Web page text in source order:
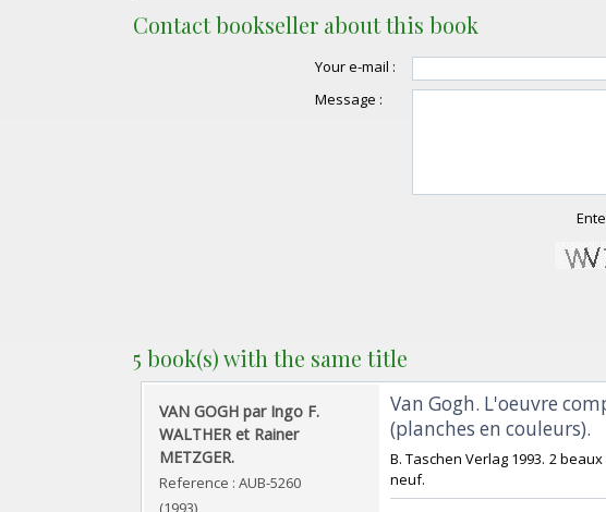
Contact bookseller about this book
Your e-mail :
Message :
5 book(s) with the same title
‎VAN GOGH par Ingo F.
WALTHER et Rainer
METZGER.‎
Reference : AUB-5260
(1993)
‎Van Gogh. L'oeuvre
(planches en couleurs).‎
‎B. Taschen Verlag 1993. 2
neuf.‎